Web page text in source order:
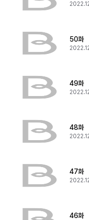
50화
49화
48화
47화
46화